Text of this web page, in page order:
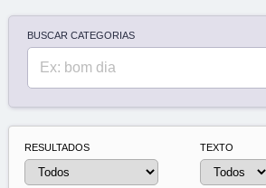
BUSCAR CATEGORIAS
RESULTADOS
TEXTO